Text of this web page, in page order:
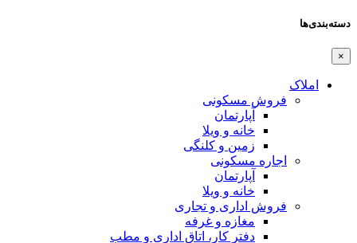
دسته‌بندی‌ها
×
املاک
فروش مسکونی
آپارتمان
خانه و ویلا
زمین و کلنگی
اجاره مسکونی
آپارتمان
خانه و ویلا
فروش اداری و تجاری
مغازه و غرفه
دفتر کار، اتاق اداری و مطب